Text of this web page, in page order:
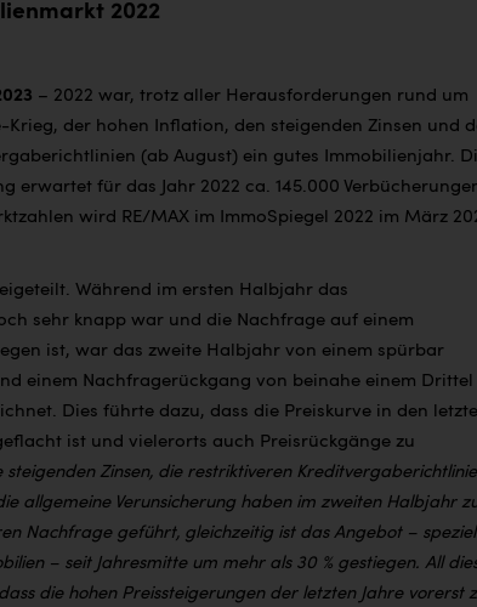
2022
– 2022 war, trotz aller Herausforderungen rund um
Krieg, der hohen Inflation, den steigenden Zinsen und
(ab August) ein gutes Immobilienjahr.
erwartet für das Jahr 2022 ca. 145.000
wird RE/MAX im ImmoSpiegel 2022 im März
Während im ersten Halbjahr das
sehr knapp war und die Nachfrage auf einem
ist, war das zweite Halbjahr von einem spürbar
einem Nachfragerückgang von beinahe einem Drittel
Dies führte dazu, dass die Preiskurve in den
ist und vielerorts auch Preisrückgänge zu
steigenden Zinsen, die restriktiveren
allgemeine Verunsicherung haben im zweiten Halbjahr
Nachfrage geführt, gleichzeitig ist das Angebot –
– seit Jahresmitte um mehr als 30 % gestiegen. All
die hohen Preissteigerungen der letzten Jahre vorerst